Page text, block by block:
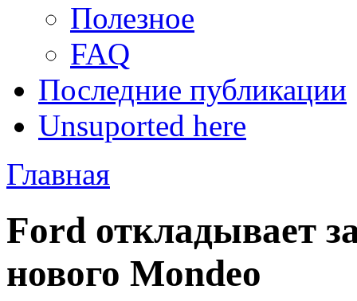
Полезное
FAQ
Последние публикации
Unsuported here
Главная
Ford откладывает
нового Mondeo